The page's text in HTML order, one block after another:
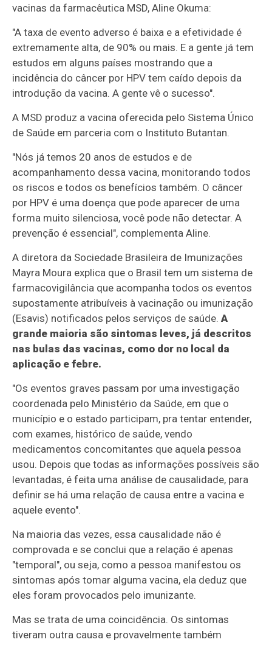
vacinas da farmacêutica MSD, Aline Okuma:
"A taxa de evento adverso é baixa e a efetividade é
extremamente alta, de 90% ou mais. E a gente já tem
estudos em alguns países mostrando que a
incidência do câncer por HPV tem caído depois da
introdução da vacina. A gente vê o sucesso".
A MSD produz a vacina oferecida pelo Sistema Único
de Saúde em parceria com o Instituto Butantan.
"Nós já temos 20 anos de estudos e de
acompanhamento dessa vacina, monitorando todos
os riscos e todos os benefícios também. O câncer
por HPV é uma doença que pode aparecer de uma
forma muito silenciosa, você pode não detectar. A
prevenção é essencial", complementa Aline.
A diretora da Sociedade Brasileira de Imunizações
Mayra Moura explica que o Brasil tem um sistema de
farmacovigilância que acompanha todos os eventos
supostamente atribuíveis à vacinação ou imunização
(Esavis) notificados pelos serviços de saúde.A
grande maioria são sintomas leves, já descritos
nas bulas das vacinas, como dor no local da
aplicação e febre.
"Os eventos graves passam por uma investigação
coordenada pelo Ministério da Saúde, em que o
município e o estado participam, pra tentar entender,
com exames, histórico de saúde, vendo
medicamentos concomitantes que aquela pessoa
usou. Depois que todas as informações possíveis são
levantadas, é feita uma análise de causalidade, para
definir se há uma relação de causa entre a vacina e
aquele evento".
Na maioria das vezes, essa causalidade não é
comprovada e se conclui que a relação é apenas
"temporal", ou seja, como a pessoa manifestou os
sintomas após tomar alguma vacina, ela deduz que
eles foram provocados pelo imunizante.
Mas se trata de uma coincidência. Os sintomas
tiveram outra causa e provavelmente também